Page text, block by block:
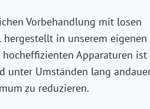
Vorbehandlung mit losen
in unserem eigenen
Apparaturen ist
unter Umständen lang
zu reduzieren.